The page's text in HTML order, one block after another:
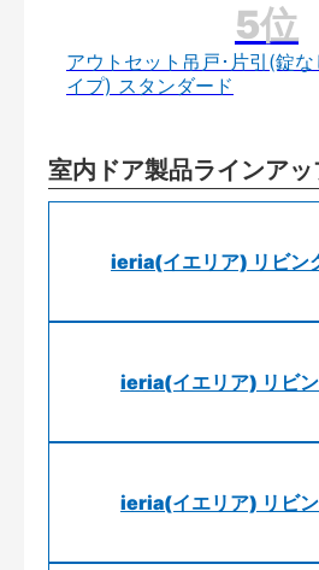
アウトセット吊戸･片引(錠
イプ) スタンダード
室内ドア製品ラインアッ
ieria(イエリア) リビン
ieria(イエリア) リビ
ieria(イエリア) リビ